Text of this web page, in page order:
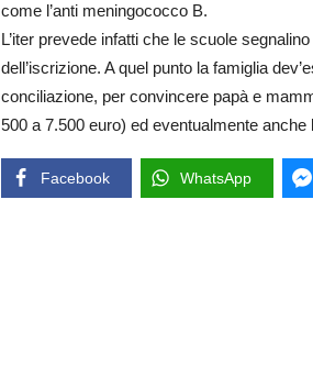
come l’anti meningococco B.
L’iter prevede infatti che le scuole
dell’iscrizione. A quel punto la famiglia
conciliazione, per convincere papà e
500 a 7.500 euro) ed eventualmente
Facebook WhatsApp